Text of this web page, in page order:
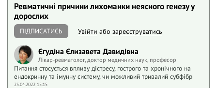
Ревматичні причини лихоманки неясного генезу у
дорослих
ПІДПИСАТИСЬ Увійти або зареєструватись
Єгудіна Єлизавета Давидівна
Лікар-ревматолог, доктор медичних наук, професор
Питання стосується впливу дістресу, гострого та хронічного на
ендокринну та імунну систему, чи можливий тривалий субфібр
25.04.2022 15:15